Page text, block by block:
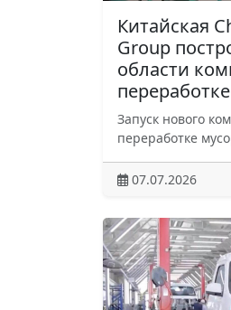
Китайская
Group
области
Запуск нового
переработке
07.07.2026